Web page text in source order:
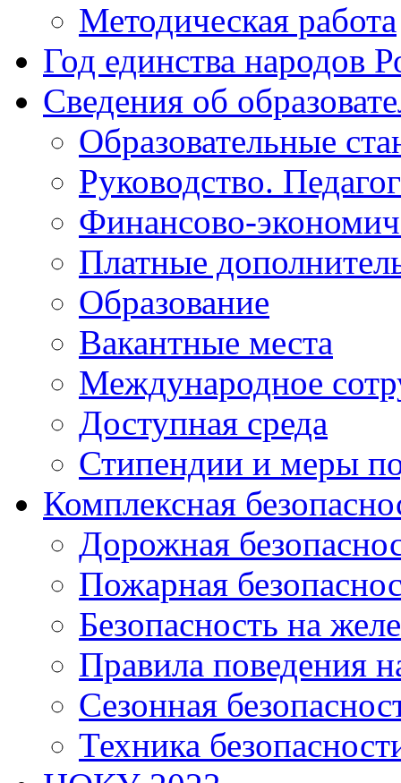
Методическая работа
Год единства народов
Сведения об
Образовательные
Руководство.
Финансово-
Платные
Образование
Вакантные места
Международное
Доступная среда
Стипендии и меры
Комплексная
Дорожная
Пожарная
Безопасность на
Правила поведения
Сезонная
Техника